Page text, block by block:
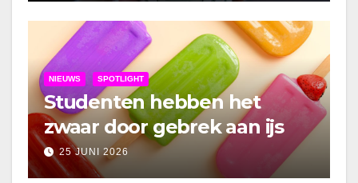
NIEUWS SPOTLIGHT
Studenten hebben het
zwaar door gebrek aan ijs
25 JUNI 2026